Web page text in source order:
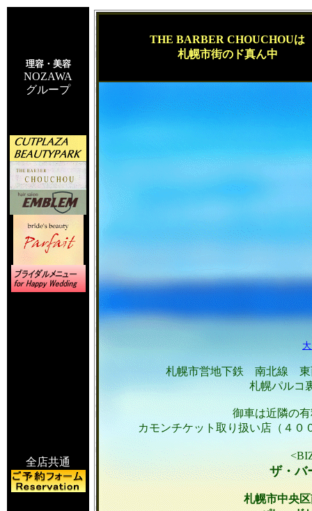
理容・美容
NOZAWA
グループ
全店共通
THE BARBER CHOUCHOUは
札幌市街のド真ん中
札幌市営地下鉄 南北線
札幌パルコ
御車は近隣の
カモンチケット取り扱い店（４０
ザ・
札幌市中央